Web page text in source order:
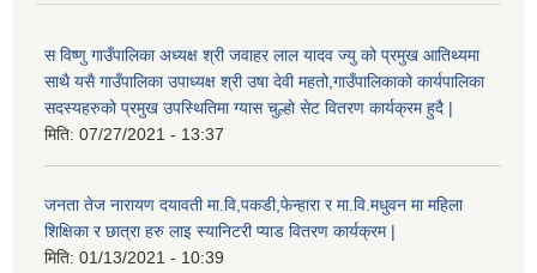
स विष्णु गाउँपालिका अध्यक्ष श्री जवाहर लाल यादव ज्यु को प्रमुख आतिथ्यमा
साथै यसै गाउँपालिका उपाध्यक्ष श्री उषा देवी महतो,गाउँपालिकाको कार्यपालिका
सदस्यहरुको प्रमुख उपस्थितिमा ग्यास चुल्हो सेट वितरण कार्यक्रम हुदै |
मिति: 07/27/2021 - 13:37
जनता तेज नारायण दयावती मा.वि,पकडी,फेन्हारा र मा.वि.मधुवन मा महिला
शिक्षिका र छात्रा हरु लाइ स्यानिटरी प्याड वितरण कार्यक्रम |
मिति: 01/13/2021 - 10:39